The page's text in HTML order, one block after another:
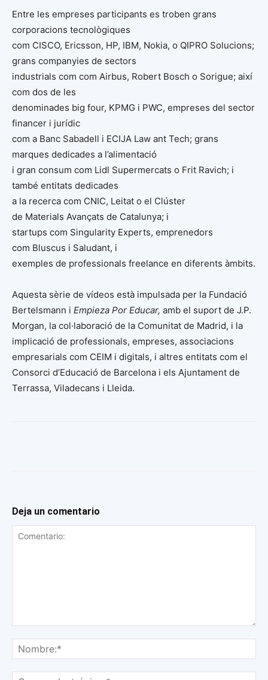
Entre les empreses participants es troben grans
corporacions tecnològiques
com CISCO, Ericsson, HP, IBM, Nokia, o QIPRO Solucions;
grans companyies de sectors
industrials com com Airbus, Robert Bosch o Sorigue; així
com dos de les
denominades big four, KPMG i PWC, empreses del sector
financer i jurídic
com a Banc Sabadell i ECIJA Law ant Tech; grans
marques dedicades a l’alimentació
i gran consum com Lidl Supermercats o Frit Ravich; i
també entitats dedicades
a la recerca com CNIC, Leitat o el Clúster
de Materials Avançats de Catalunya; i
startups com Singularity Experts, emprenedors
com Bluscus i Saludant, i
exemples de professionals freelance en diferents àmbits.
Aquesta sèrie de vídeos està impulsada per la Fundació
Bertelsmann i Empieza Por Educar, amb el suport de J.P.
Morgan, la col·laboració de la Comunitat de Madrid, i la
implicació de professionals, empreses, associacions
empresarials com CEIM i digitals, i altres entitats com el
Consorci d’Educació de Barcelona i els Ajuntament de
Terrassa, Viladecans i Lleida.
Deja un comentario